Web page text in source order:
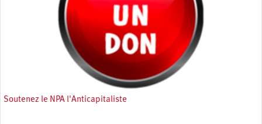
Soutenez le NPA l'Anticapitaliste